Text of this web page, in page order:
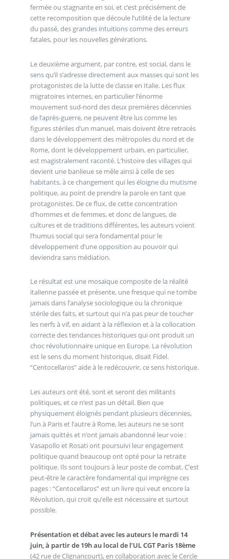
fermée ou stagnante en soi, et c’est précisément de
cette recomposition que découle l’utilité de la lecture
du passé, des grandes intuitions comme des erreurs
fatales, pour les nouvelles générations.
Le deuxième argument, par contre, est social, dans le
sens qu’il s’adresse directement aux masses qui sont les
protagonistes de la lutte de classe en Italie. Les flux
migratoires internes, en particulier l’énorme
mouvement sud-nord des deux premières décennies
de l’après-guerre, ne peuvent être lus comme les
figures stériles d’un manuel, mais doivent être retracés
dans le développement des métropoles du nord et de
Rome, dont le développement urbain, en particulier,
est magistralement raconté. L’histoire des villages qui
devient une banlieue se mêle ainsi à celle de ses
habitants, à ce changement qui les éloigne du mutisme
politique, au point de prendre la parole en tant que
protagonistes. De ce flux, de cette concentration
d’hommes et de femmes, et donc de langues, de
cultures et de traditions différentes, les auteurs voient
l’humus social qui sera fondamental pour le
développement d’une opposition au pouvoir qui
deviendra sans médiation.
Le résultat est une mosaïque composite de la réalité
italienne passée et présente, une fresque qui ne tombe
jamais dans l’analyse sociologique ou la chronique
stérile des faits, et surtout qui n’a pas peur de toucher
les nerfs à vif, en aidant à la réflexion et à la collocation
correcte des tendances historiques qui ont produit un
choc révolutionnaire unique en Europe. La révolution
est le sens du moment historique, disait Fidel.
“Centocellaros” aide à le redécouvrir, ce sens historique.
Les auteurs ont été, sont et seront des militants
politiques, et ce n’est pas un détail. Bien que
physiquement éloignés pendant plusieurs décennies,
l’un à Paris et l’autre à Rome, les auteurs ne se sont
jamais quittés et n’ont jamais abandonné leur voie :
Vasapollo et Rosati ont poursuivi leur engagement
politique quand beaucoup ont opté pour la retraite
politique. Ils sont toujours à leur poste de combat. C’est
peut-être le caractère fondamental qui imprègne ces
pages : “Centocellaros” est un livre qui veut encore la
Révolution, qui croit qu’elle est nécessaire et surtout
possible.
Présentation et débat avec les auteurs le mardi 14
juin, à partir de 19h au local de l’UL CGT Paris 18ème
(42 rue de Clignancourt), en collaboration avec le Cercle